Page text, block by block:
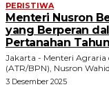
PERISTIWA
Menteri Nusron
yang Berperan
Pertanahan
Jakarta - Menteri Agraria
(ATR/BPN), Nusron
3 Desember 2025